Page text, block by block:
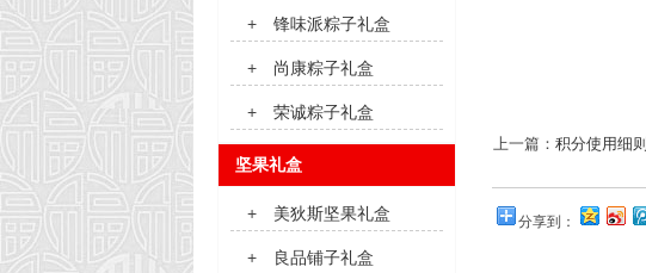
上一篇： 积分使用细则
分享到：
+ 锋味派粽子礼盒
+ 尚康粽子礼盒
+ 荣诚粽子礼盒
坚果礼盒
+ 美狄斯坚果礼盒
+ 良品铺子礼盒